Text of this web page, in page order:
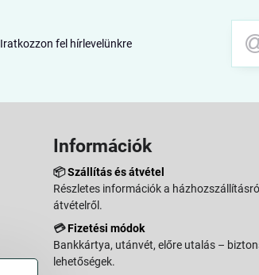
Iratkozzon fel hírlevelünkre
Információk
📦Szállítás és átvétel
Részletes információk a
átvételről.
💳Fizetési módok
Bankkártya, utánvét, előre utalás –
lehetőségek.